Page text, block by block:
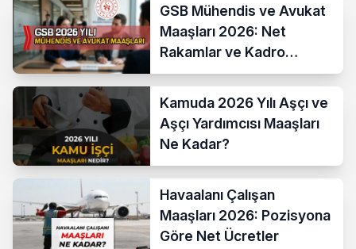
GSB Mühendis ve Avukat
Maaşları 2026: Net
Rakamlar ve Kadro
Karşılaştırması
Kamuda 2026 Yılı Aşçı ve
Aşçı Yardımcısı Maaşları
Ne Kadar?
Havaalanı Çalışan
Maaşları 2026: Pozisyona
Göre Net Ücretler